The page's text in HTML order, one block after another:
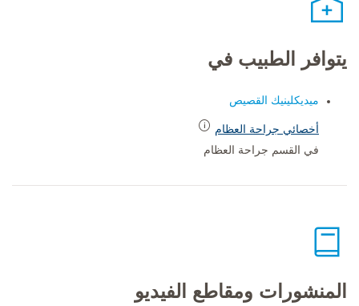
يتوافر الطبيب في
ميديكلينيك القصيص
أخصائي جراحة العظام
في القسم جراحة العظام
المنشورات ومقاطع الفيديو